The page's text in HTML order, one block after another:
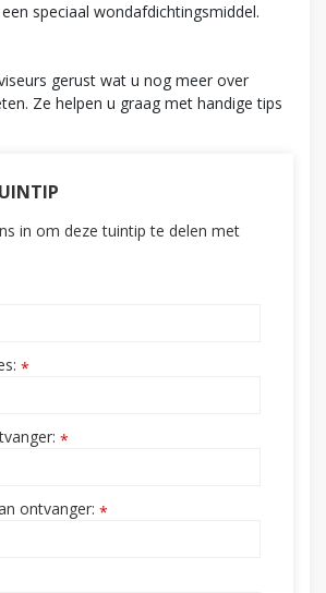
speciaal wondafdichtingsmiddel.
gerust wat u nog meer over
Ze helpen u graag met handige tips
in om deze tuintip te delen met
*
*
ontvanger: *